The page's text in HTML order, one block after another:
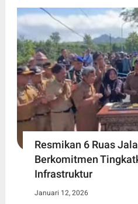
Resmikan 6 Ruas
Berkomitmen
Infrastruktur
Januari 12, 2026